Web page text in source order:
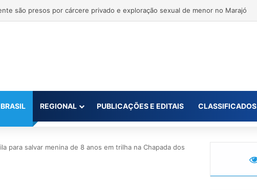
em vítima durante churrasco é preso em Marabá após seis anos foragido
BRASIL REGIONAL PUBLICAÇÕES E EDITAIS CLASSIFICADOS
para salvar menina de 8 anos em trilha na Chapada dos